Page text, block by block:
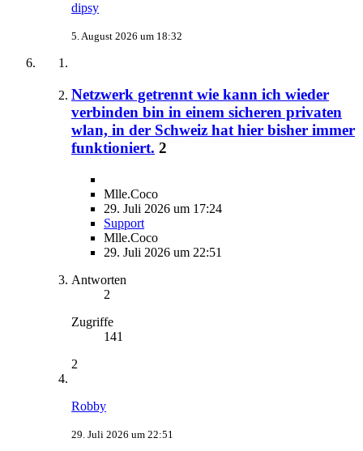
dipsy
5. August 2026 um 18:32
Netzwerk getrennt wie kann ich wieder
verbinden bin in einem sicheren privaten
wlan, in der Schweiz hat hier bisher immer
funktioniert. 2
Mlle.Coco
29. Juli 2026 um 17:24
Support
Mlle.Coco
29. Juli 2026 um 22:51
Antworten
2
Zugriffe
141
2
Robby
29. Juli 2026 um 22:51